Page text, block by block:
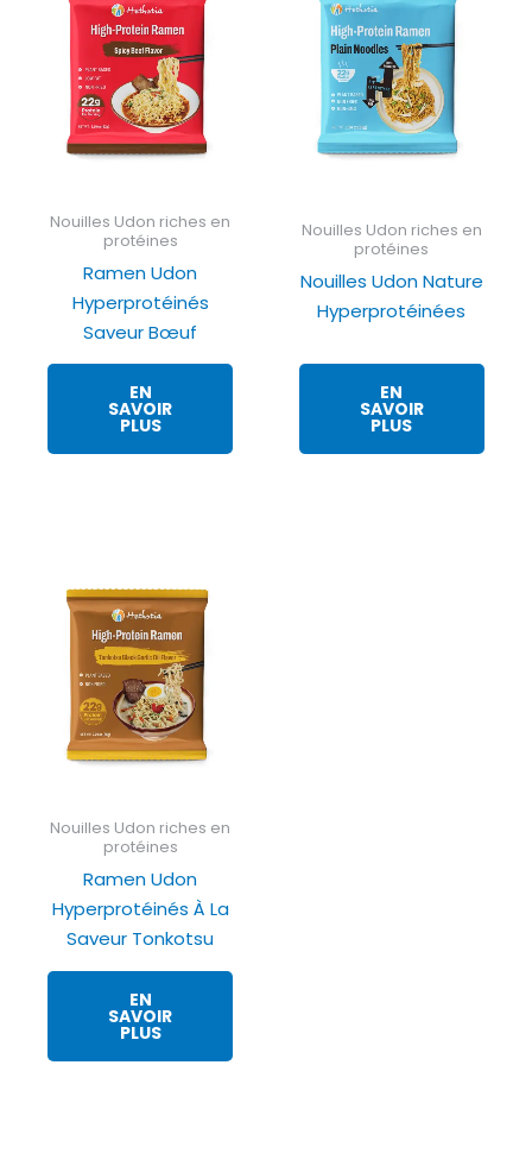
Nouilles Udon riches en
protéines
Ramen Udon
Hyperprotéinés
Saveur Bœuf
EN
SAVOIR
PLUS
Nouilles Udon riches en
protéines
Nouilles Udon Nature
Hyperprotéinées
EN
SAVOIR
PLUS
Nouilles Udon riches en
protéines
Ramen Udon
Hyperprotéinés À La
Saveur Tonkotsu
EN
SAVOIR
PLUS